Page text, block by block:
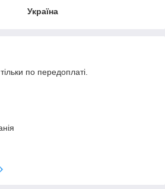
Україна
по передоплаті.